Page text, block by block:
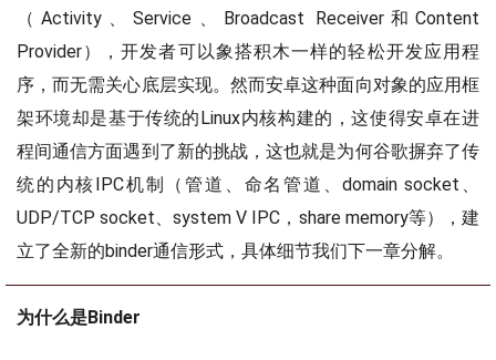
（Activity、Service、Broadcast Receiver和Content
Provider），开发者可以象搭积木一样的轻松开发应用程
序，而无需关心底层实现。然而安卓这种面向对象的应用框
架环境却是基于传统的Linux内核构建的，这使得安卓在进
程间通信方面遇到了新的挑战，这也就是为何谷歌摒弃了传
统的内核IPC机制（管道、命名管道、domain socket、
UDP/TCP socket、system V IPC，share memory等），建
立了全新的binder通信形式，具体细节我们下一章分解。
为什么是Binder